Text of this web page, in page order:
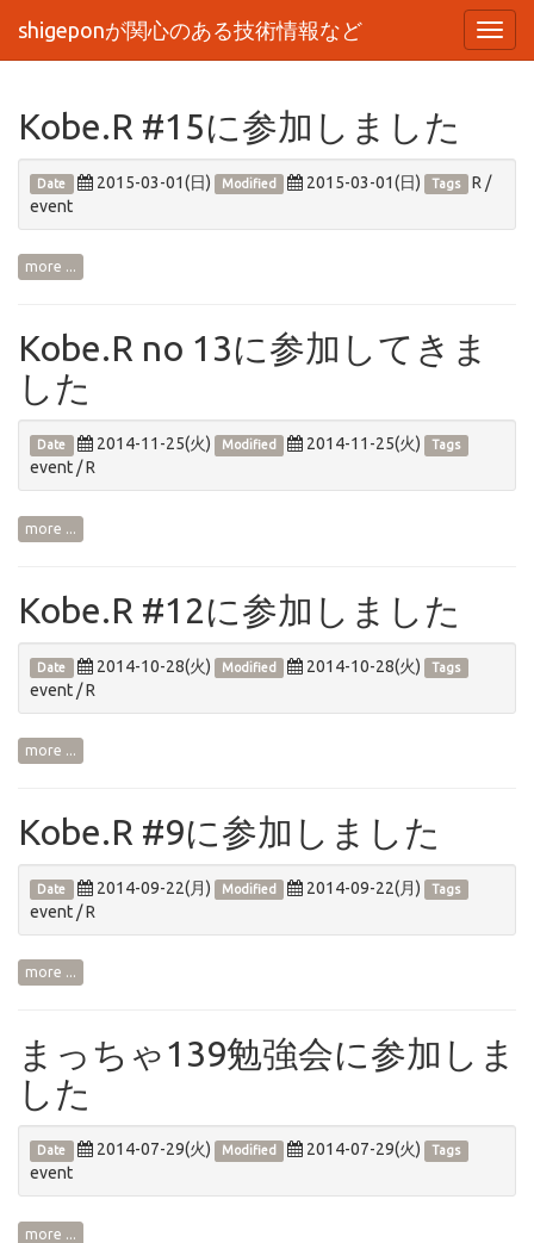
shigeponが関心のある技術情報など
Kobe.R #15に参加しました
Date 2015-03-01(日) Modified 2015-03-01(日) Tags R /
event
more ...
Kobe.R no 13に参加してきま
した
Date 2014-11-25(火) Modified 2014-11-25(火) Tags
event/R
more ...
Kobe.R #12に参加しました
Date 2014-10-28(火) Modified 2014-10-28(火) Tags
event /R
more ...
Kobe.R #9に参加しました
Date 2014-09-22(月) Modified 2014-09-22(月) Tags
event /R
more ...
まっちゃ139勉強会に参加しま
した
Date 2014-07-29(火) Modified 2014-07-29(火) Tags
event
more ...